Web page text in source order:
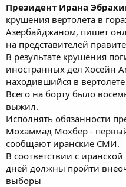
Президент Ирана
крушения вертолета в
Азербайджаном, пишет
на представителей
В результате крушения
иностранных дел Хосейн
находившийся в
Всего на борту было
выжил.
Исполнять обязанности
Мохаммад Мохбер -
сообщают иранские СМИ.
В соответствии с
дней должны пройти
выборы